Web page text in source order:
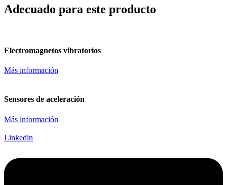
Adecuado para este producto
Electromagnetos vibratorios
Más información
Sensores de aceleración
Más información
Linkedin